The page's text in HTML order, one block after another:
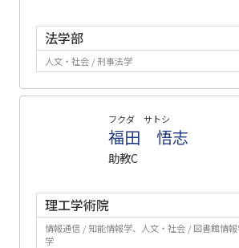
法学部
人文・社会 / 刑事法学
フクダ サトシ
福田 悟志
助教C
理工学術院
情報通信 / 知能情報学、人文・社会 / 図書館情
学